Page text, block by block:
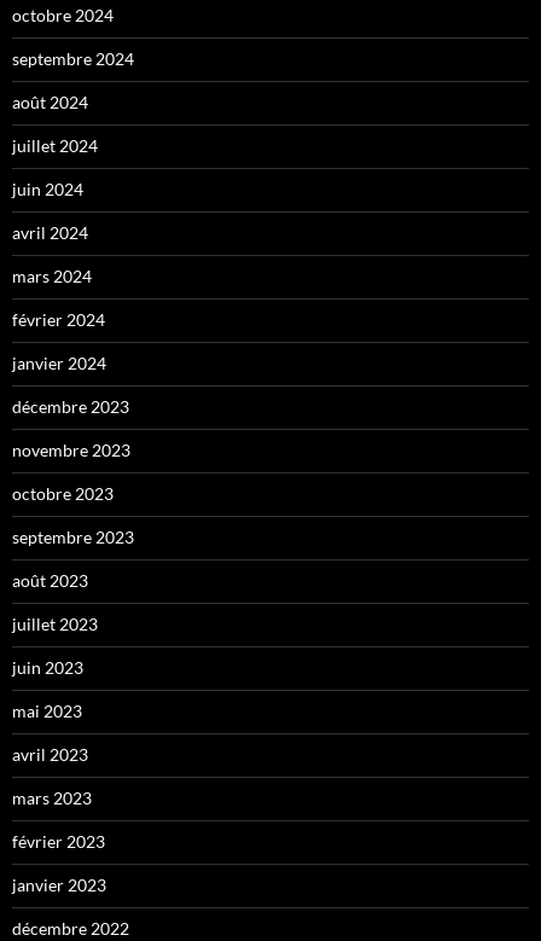
octobre 2024
septembre 2024
août 2024
juillet 2024
juin 2024
avril 2024
mars 2024
février 2024
janvier 2024
décembre 2023
novembre 2023
octobre 2023
septembre 2023
août 2023
juillet 2023
juin 2023
mai 2023
avril 2023
mars 2023
février 2023
janvier 2023
décembre 2022